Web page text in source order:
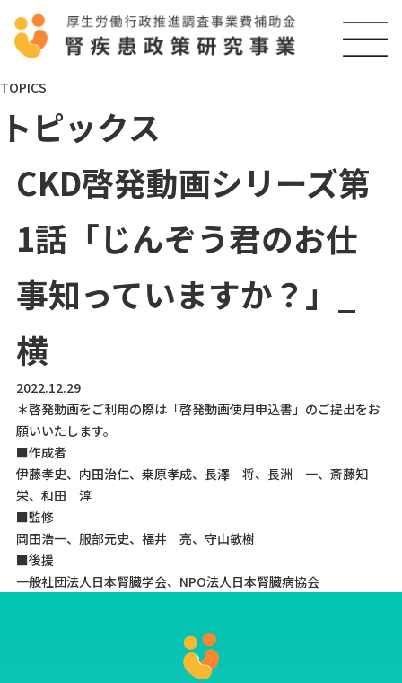
TOPICS
トピックス
CKD啓発動画シリーズ第
1話「じんぞう君のお仕
事知っていますか？」_
横
2022.12.29
＊啓発動画をご利用の際は「啓発動画使用申込書」 のご提出をお
願いいたします。
■作成者
伊藤孝史、内田治仁、桒原孝成、長澤 将、長洲 一、斎藤知
栄、和田 淳
■監修
岡田浩一、服部元史、福井 亮、守山敏樹
■後援
一般社団法人日本腎臓学会、NPO法人日本腎臓病協会